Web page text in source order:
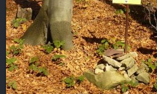
NOCNE
WYSOWA
GORLICE
CMENTARZE
POZOSTAŁE
PANORAMY
PANORAMY CYLINDRYCZNE